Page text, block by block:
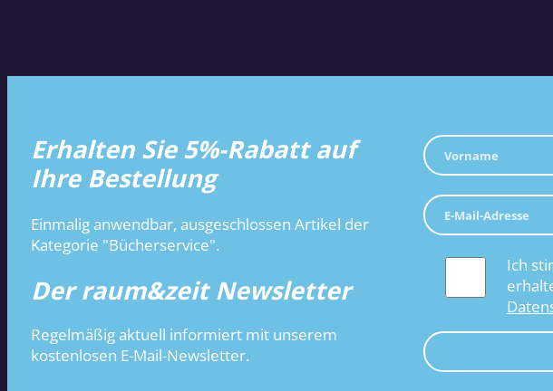
Erhalten Sie 5%-Rabatt auf
Ihre Bestellung
Einmalig anwendbar, ausgeschlossen Artikel der
Kategorie "Bücherservice".
Der raum&zeit Newsletter
Regelmäßig aktuell informiert mit unserem
kostenlosen E-Mail-Newsletter.
Ich